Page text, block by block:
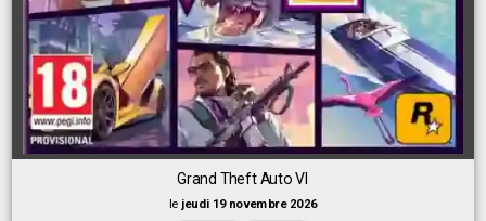
Grand Theft Auto VI
le jeudi 19 novembre 2026